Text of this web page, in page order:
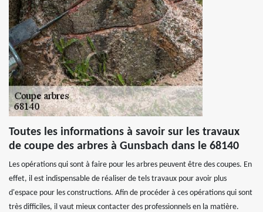
Toutes les informations à savoir sur les travaux
de coupe des arbres à Gunsbach dans le 68140
Les opérations qui sont à faire pour les arbres peuvent être des coupes. En
effet, il est indispensable de réaliser de tels travaux pour avoir plus
d'espace pour les constructions. Afin de procéder à ces opérations qui sont
très difficiles, il vaut mieux contacter des professionnels en la matière.